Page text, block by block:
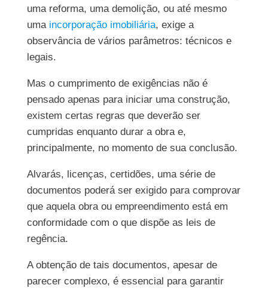
uma reforma, uma demolição, ou até mesmo
uma incorporação imobiliária, exige a
observância de vários parâmetros: técnicos e
legais.
Mas o cumprimento de exigências não é
pensado apenas para iniciar uma construção,
existem certas regras que deverão ser
cumpridas enquanto durar a obra e,
principalmente, no momento de sua conclusão.
Alvarás, licenças, certidões, uma série de
documentos poderá ser exigido para comprovar
que aquela obra ou empreendimento está em
conformidade com o que dispõe as leis de
regência.
A obtenção de tais documentos, apesar de
parecer complexo, é essencial para garantir